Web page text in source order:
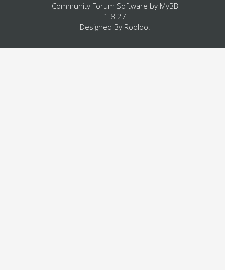
Community Forum Software by MyBB
1.8.27
Designed By Rooloo.